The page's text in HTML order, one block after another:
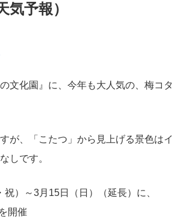
気予報）
文化園』に、今年も大人気の、梅コタ
が、「こたつ」から見上げる景色はイ
しです。
祝）～3月15日（日）（延長）に、
開催